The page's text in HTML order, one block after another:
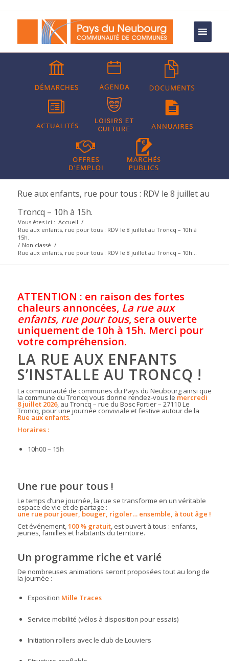
Rue aux enfants, rue pour tous : RDV le 8 juillet au
Troncq – 10h à 15h.
Vous êtes ici : Accueil /
Rue aux enfants, rue pour tous : RDV le 8 juillet au Troncq – 10h à
15h.
/ Non classé /
Rue aux enfants, rue pour tous : RDV le 8 juillet au Troncq – 10h...
ATTENTION : en raison des fortes
chaleurs annoncées, La rue aux
enfants, rue pour tous, sera ouverte
uniquement de 10h à 15h. Merci pour
votre compréhension.
LA RUE AUX ENFANTS
S’INSTALLE AU TRONCQ !
La communauté de communes du Pays du Neubourg ainsi que
la commune du Troncq vous donne rendez-vous le mercredi
8 juillet 2026, au Troncq – rue du Bosc Fortier – 27110 Le
Troncq, pour une journée conviviale et festive autour de la
Rue aux enfants.
Horaires :
10h00 – 15h
Une rue pour tous !
Le temps d’une journée, la rue se transforme en un véritable
espace de vie et de partage :
une rue pour jouer, bouger, rigoler… ensemble, à tout âge !
Cet événement,100 % gratuit, est ouvert à tous : enfants,
jeunes, familles et habitants du territoire.
Un programme riche et varié
De nombreuses animations seront proposées tout au long de
la journée :
Exposition Mille Traces
Service mobilité (vélos à disposition pour essais)
Initiation rollers avec le club de Louviers